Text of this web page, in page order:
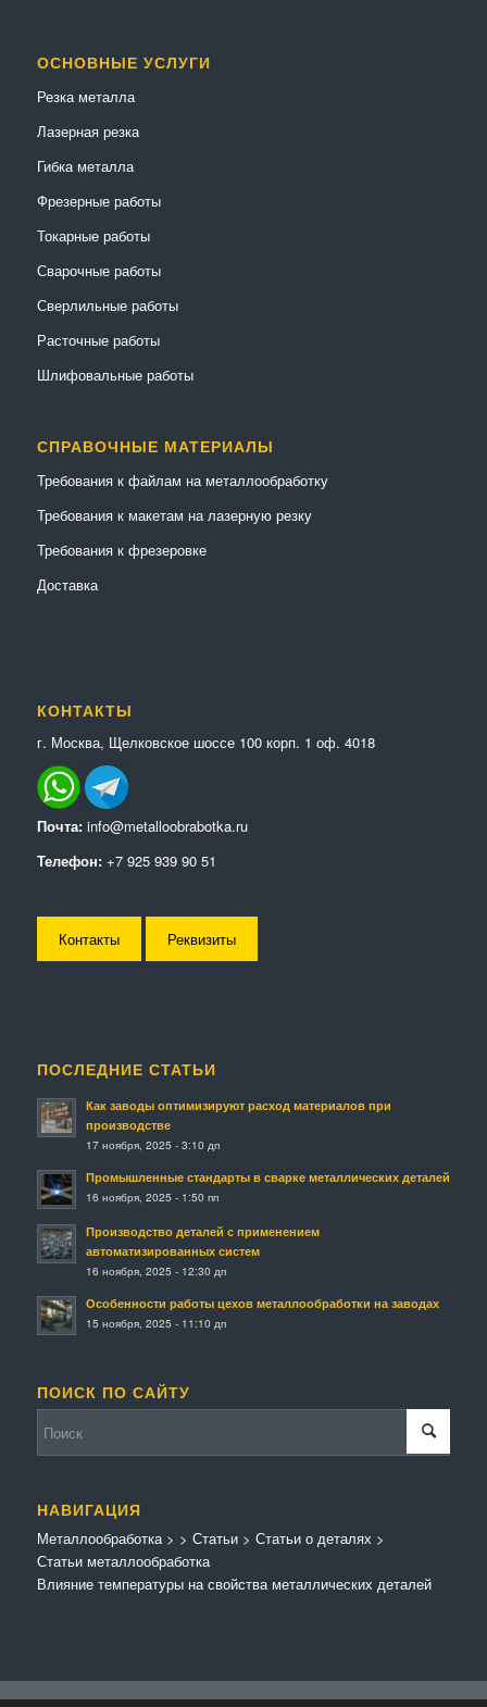
ОСНОВНЫЕ УСЛУГИ
Резка металла
Лазерная резка
Гибка металла
Фрезерные работы
Токарные работы
Сварочные работы
Сверлильные работы
Расточные работы
Шлифовальные работы
СПРАВОЧНЫЕ МАТЕРИАЛЫ
Требования к файлам на металлообработку
Требования к макетам на лазерную резку
Требования к фрезеровке
Доставка
КОНТАКТЫ
г. Москва, Щелковское шоссе 100 корп. 1 оф. 4018
Почта: info@metalloobrabotka.ru
Телефон: +7 925 939 90 51
Контакты Реквизиты
ПОСЛЕДНИЕ СТАТЬИ
Как заводы оптимизируют расход материалов при
производстве
17 ноября, 2025 - 3:10 дп
Промышленные стандарты в сварке металлических деталей
16 ноября, 2025 - 1:50 пп
Производство деталей с применением
автоматизированных систем
16 ноября, 2025 - 12:30 дп
Особенности работы цехов металлообработки на заводах
15 ноября, 2025 - 11:10 дп
ПОИСК ПО САЙТУ
НАВИГАЦИЯ
Металлообработка>
Статьи металлообработка
> Статьи> Статьи о деталях >
Влияние температуры на свойства металлических деталей